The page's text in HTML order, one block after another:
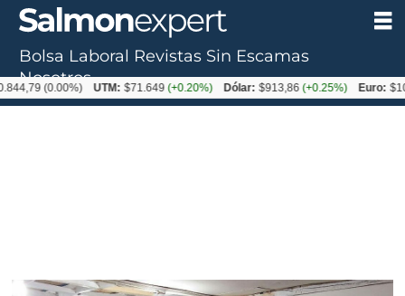
Bolsa Laboral Revistas Sin Escamas
Nosotros
(0.00%) UTM: $71.649(+0.20%) Dólar: $913,86(+0.25%) Euro: $1053,08